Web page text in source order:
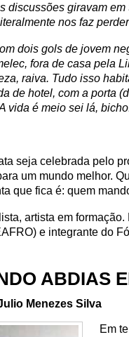
discussões giravam
nos faz
dois gols de jovem
fora de casa pela
raiva. Tudo isso
de hotel, com a porta
vida é meio sei lá,
seja celebrada pelo
um mundo melhor.
que fica é: quem
artista em
e integrante do
ABDIAS
Menezes Silva
Em